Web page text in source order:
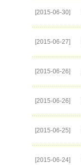
[2015-06-30]
[2015-06-27]
[2015-06-26]
[2015-06-26]
[2015-06-25]
[2015-06-24]